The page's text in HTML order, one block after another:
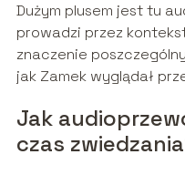
Dużym plusem jest tu
prowadzi przez
znaczenie
jak Zamek wyglądał
Jak
czas